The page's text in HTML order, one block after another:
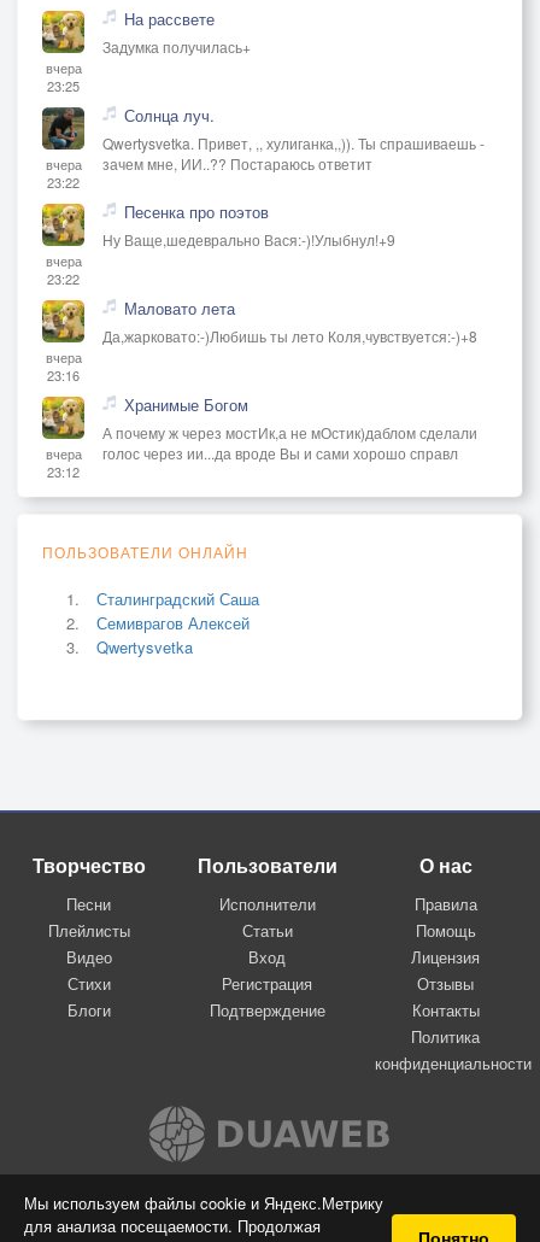
Мы используем файлы cookie и Яндекс.Метрику
для анализа посещаемости. Продолжая
Понятно
вчера
23:25
На рассвете
Задумка получилась+
вчера
23:22
Солнца луч.
Qwertysvetka. Привет, ,, хулиганка,,)). Ты спрашиваешь -
зачем мне, ИИ..?? Постараюсь ответит
вчера
23:22
Песенка про поэтов
Ну Ваще,шедеврально Вася:-)!Улыбнул!+9
вчера
23:16
Маловато лета
Да,жарковато:-)Любишь ты лето Коля,чувствуется:-)+8
вчера
23:12
Хранимые Богом
А почему ж через мостИк,а не мОстик)даблом сделали
голос через ии...да вроде Вы и сами хорошо справл
ПОЛЬЗОВАТЕЛИ ОНЛАЙН
Сталинградский Саша
Семиврагов Алексей
Qwertysvetka
Творчество
Песни
Плейлисты
Видео
Стихи
Блоги
Пользователи
Исполнители
Статьи
Вход
Регистрация
Подтверждение
О нас
Правила
Помощь
Лицензия
Отзывы
Контакты
Политика
конфиденциальности
Вконтакте
© 2009-2026 Я-пою